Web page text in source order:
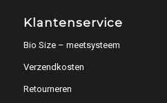
Klantenservice
Bio Size – meetsysteem
Verzendkosten
Retourneren